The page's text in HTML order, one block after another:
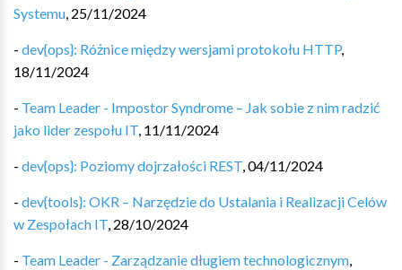
Systemu, 25/11/2024
- dev{ops}: Różnice między wersjami protokołu HTTP,
18/11/2024
- Team Leader - Impostor Syndrome – Jak sobie z nim radzić
jako lider zespołu IT, 11/11/2024
- dev{ops}: Poziomy dojrzałości REST,04/11/2024
- dev{tools}: OKR – Narzędzie do Ustalania i Realizacji Celów
w Zespołach IT, 28/10/2024
- Team Leader - Zarządzanie długiem technologicznym,